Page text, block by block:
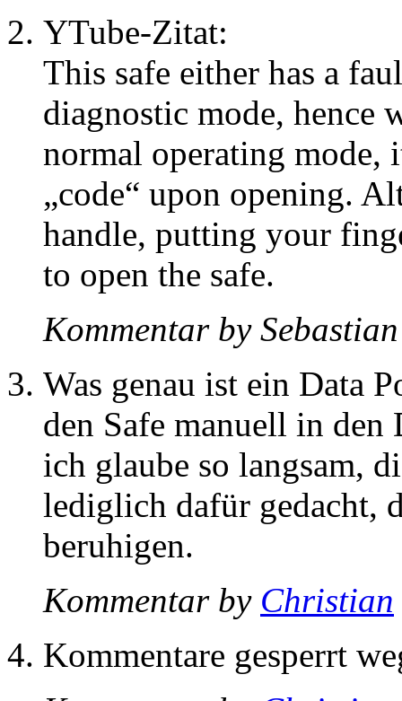
YTube-Zitat:
This safe either has a
diagnostic mode, hence
normal operating mode,
„code“ upon opening.
handle, putting your
to open the safe.
Kommentar by
Was genau ist ein Data
den Safe manuell in den
ich glaube so langsam,
lediglich dafür gedacht,
beruhigen.
Kommentar by Christian
Kommentare gesperrt